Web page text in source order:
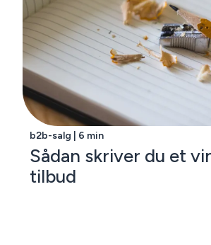
b2b-salg | 6 min
Sådan skriver du et
tilbud